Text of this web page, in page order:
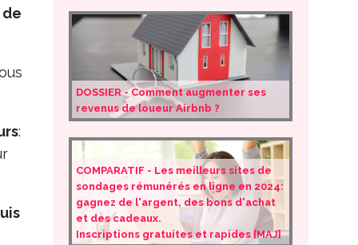
de
:
DOSSIER - Comment augmenter ses
revenus de loueur Airbnb ?
COMPARATIF - Les meilleurs sites de
sondages rémunérés en ligne en 2024:
gagnez de l'argent, des bons d'achat
et des cadeaux.
Inscriptions gratuites et rapides [MAJ]